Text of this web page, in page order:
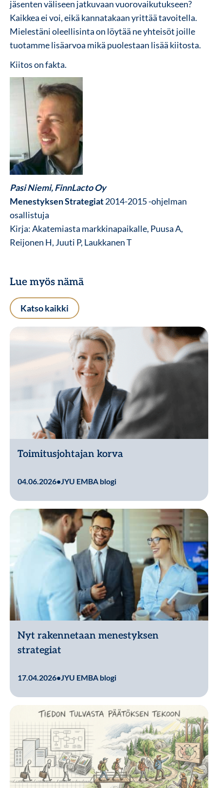
jäsenten väliseen jatkuvaan vuorovaikutukseen?
Kaikkea ei voi, eikä kannatakaan yrittää tavoitella.
Mielestäni oleellisinta on löytää ne yhteisöt joille
tuotamme lisäarvoa mikä puolestaan lisää kiitosta.
Kiitos on fakta.
Pasi Niemi, FinnLacto Oy
Menestyksen Strategiat2014-2015 -ohjelman
osallistuja
Kirja: Akatemiasta markkinapaikalle, Puusa A,
Reijonen H, Juuti P, Laukkanen T
Lue myös nämä
Katso kaikki
Toimitusjohtajan korva
04.06.2026• JYU EMBA blogi
Nyt rakennetaan menestyksen
strategiat
17.04.2026•JYU EMBA blogi